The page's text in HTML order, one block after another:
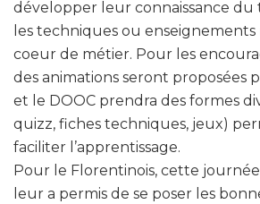
développer leur connaissance du
les techniques ou
coeur de métier. Pour les
des animations seront proposées
et le DOOC prendra des formes
quizz, fiches techniques, jeux)
faciliter l’apprentissage.
Pour le Florentinois, cette
leur a permis de se poser les